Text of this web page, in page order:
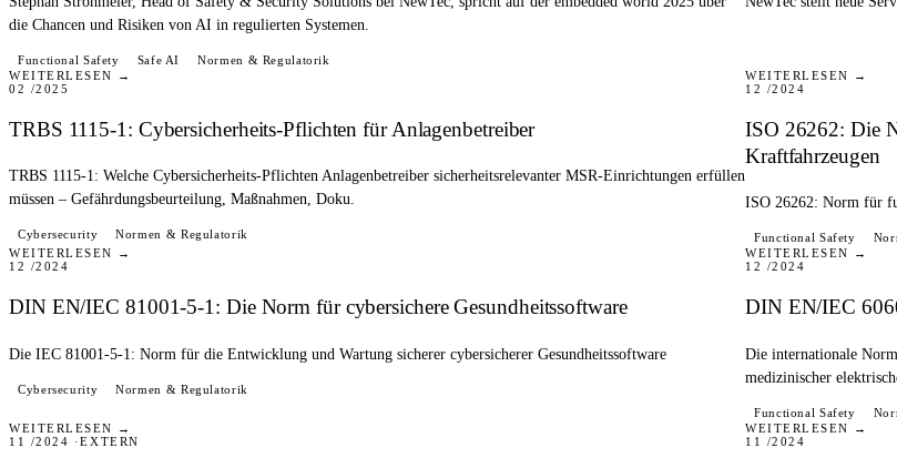
die Chancen und Risiken von AI in regulierten Systemen.
Functional Safety Safe AI Normen & Regulatorik
WEITERLESEN → WEITERLESEN →
BLOG
02 /2025
TRBS 1115-1: Cybersicherheits-Pflichten für Anlagenbetreiber
TRBS 1115-1: Welche Cybersicherheits-Pflichten Anlagenbetreiber sicherheitsrelevanter MSR-Einrichtungen erfüllen
müssen – Gefährdungsbeurteilung, Maßnahmen, Doku.
Cybersecurity Normen & Regulatorik
WEITERLESEN →
12 /2024
ISO 26262: Die
Kraftfahrzeugen
ISO 26262: Norm für
Functional Safety
WEITERLESEN →
BLOG
12 /2024
DIN EN/IEC 81001-5-1: Die Norm für cybersichere Gesundheitssoftware
Die IEC 81001-5-1: Norm für die Entwicklung und Wartung sicherer cybersicherer Gesundheitssoftware
Cybersecurity Normen & Regulatorik
WEITERLESEN →
BLOG
12 /2024
DIN EN/IEC
Die internationale
medizinischer
Functional Safety
WEITERLESEN →
11 /2024 EXTERN
PRESSE
11 /2024